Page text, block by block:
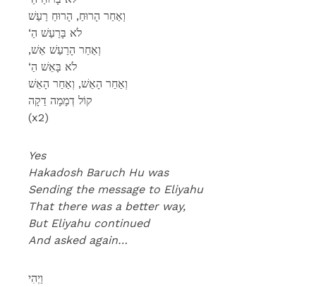
וְאַחַר הָרוּחַ, הָרוּחַ רַעַשׁ
‘לֹא בָּרַעַשׁ הַ
,וְאַחַר הָרַעַשׁ אֵשׁ
‘לֹא בָּאֵשׁ הַ
וְאַחַר הָאֵשׁ, וְאַחַר הָאֵשׁ
קוֹל דְמָמָה דַקָה
(x2)
Yes
Hakadosh Baruch Hu was
Sending the message to Eliyahu
That there was a better way,
But Eliyahu continued
And asked again…
וַיְהִי